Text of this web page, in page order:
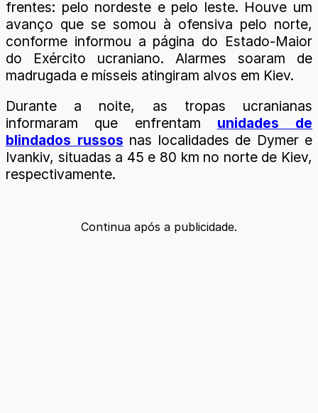
frentes: pelo nordeste e pelo leste. Houve um
avanço que se somou à ofensiva pelo norte,
conforme informou a página do Estado-Maior
do Exército ucraniano. Alarmes soaram de
madrugada e mísseis atingiram alvos em Kiev.
Durante a noite, as tropas ucranianas
informaram que enfrentam unidades de
blindados russos nas localidades de Dymer e
Ivankiv, situadas a 45 e 80 km no norte de Kiev,
respectivamente.
Continua após a publicidade.